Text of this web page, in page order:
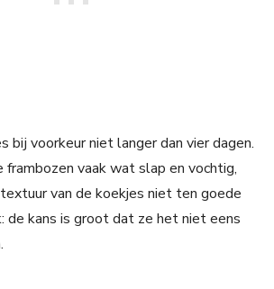
bij voorkeur niet langer dan vier dagen.
frambozen vaak wat slap en vochtig,
van de koekjes niet ten goede
de kans is groot dat ze het niet eens